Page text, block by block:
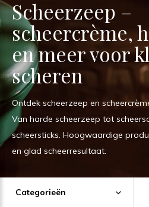
Scheerzeep –
scheercrème,
en meer voor
scheren
Ontdek scheerzeep en
Van harde scheerzeep tot
scheersticks. Hoogwaardige
en glad scheerresultaat.
Categorieën